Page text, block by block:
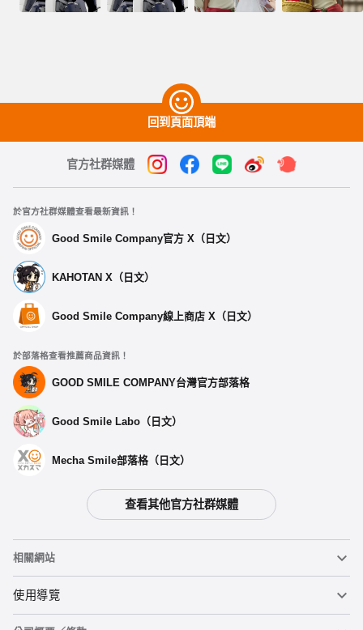
回到頁面頂端
官方社群媒體
於官方社群媒體查看最新資訊！
Good Smile Company官方 X（日文）
KAHOTAN X（日文）
Good Smile Company線上商店 X（日文）
於部落格查看推薦商品資訊！
GOOD SMILE COMPANY台灣官方部落格
Good Smile Labo（日文）
Mecha Smile部落格（日文）
查看其他官方社群媒體
相關網站
黏土人
使用導覽